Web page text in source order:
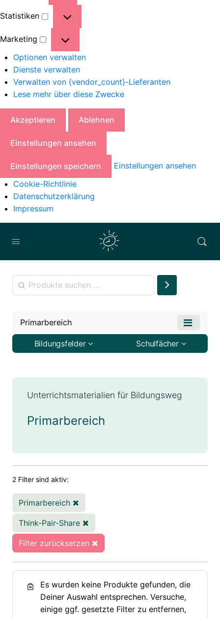
Statistiken
Marketing
Optionen verwalten
Dienste verwalten
Verwalten von {vendor_count}-Lieferanten
Lese mehr über diese Zwecke
Akzeptieren Ablehnen
Einstellungen ansehen
Einstellungen speichern
Einstellungen ansehen
Cookie-Richtlinie
Datenschutzerklärung
Impressum
Unterrichtsmaterialien für Bildungsweg
Primarbereich
2 Filter sind aktiv:
Primarbereich
Think-Pair-Share
Filter zurücksetzen
Es wurden keine Produkte gefunden, die
Deiner Auswahl entsprechen. Versuche,
einige ggf. gesetzte Filter zu entfernen,
Primarbereich
Bildungsfelder Schulfächer